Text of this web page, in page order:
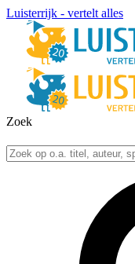
Luisterrijk - vertelt alles
Zoek